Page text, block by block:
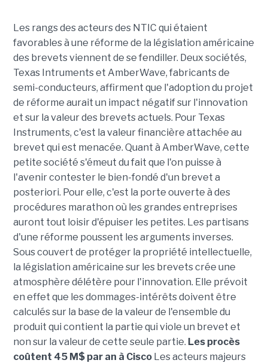
Les rangs des acteurs des NTIC qui étaient
favorables à une réforme de la législation américaine
des brevets viennent de se fendiller. Deux sociétés,
Texas Intruments et AmberWave, fabricants de
semi-conducteurs, affirment que l'adoption du projet
de réforme aurait un impact négatif sur l'innovation
et sur la valeur des brevets actuels. Pour Texas
Instruments, c'est la valeur financière attachée au
brevet qui est menacée. Quant à AmberWave, cette
petite société s'émeut du fait que l'on puisse à
l'avenir contester le bien-fondé d'un brevet a
posteriori. Pour elle, c'est la porte ouverte à des
procédures marathon où les grandes entreprises
auront tout loisir d'épuiser les petites. Les partisans
d'une réforme poussent les arguments inverses.
Sous couvert de protéger la propriété intellectuelle,
la législation américaine sur les brevets crée une
atmosphère délétère pour l'innovation. Elle prévoit
en effet que les dommages-intérêts doivent être
calculés sur la base de la valeur de l'ensemble du
produit qui contient la partie qui viole un brevet et
non sur la valeur de cette seule partie. Les procès
coûtent 45 M$ par an à CiscoLes acteurs majeurs